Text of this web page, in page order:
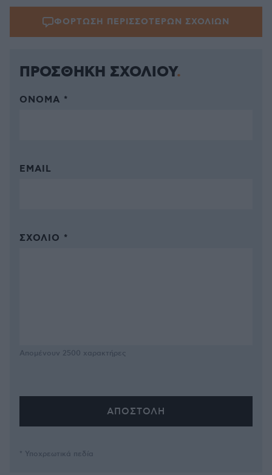
ΦΟΡΤΩΣΗ ΠΕΡΙΣΣΟΤΕΡΩΝ ΣΧΟΛΙΩΝ
ΠΡΟΣΘΗΚΗ ΣΧΟΛΙΟΥ
ΌΝΟΜΑ *
EMAIL
ΣΧΌΛΙΟ *
Απομένουν 2500 χαρακτήρες
* Υποχρεωτικά πεδία